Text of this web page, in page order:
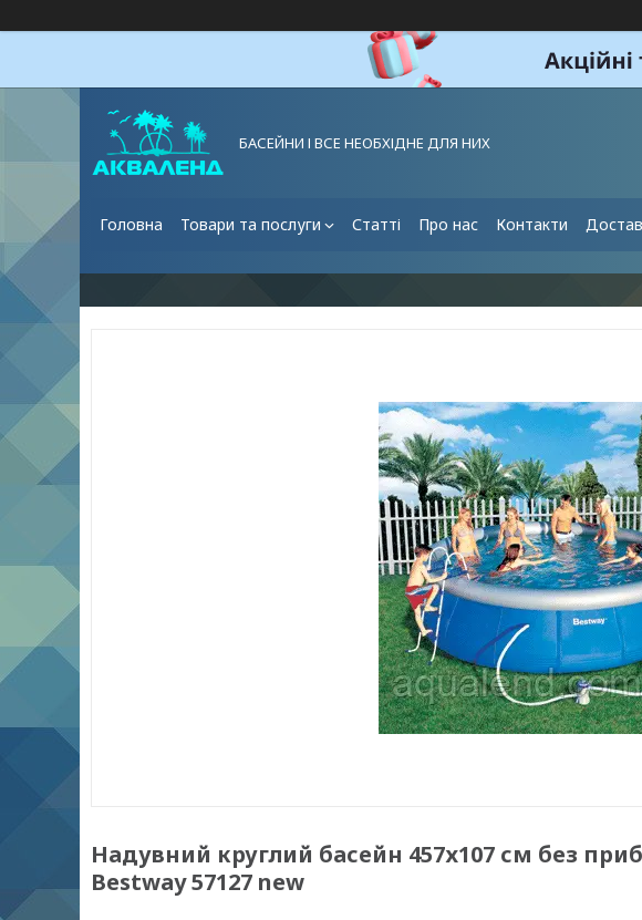
БАСЕЙНИ І ВСЕ НЕОБХІДНЕ ДЛЯ НИХ
Головна Товари та послуги Статті Про нас Контакти
Надувний круглий басейн 457х107 см без
Bestway 57127 new